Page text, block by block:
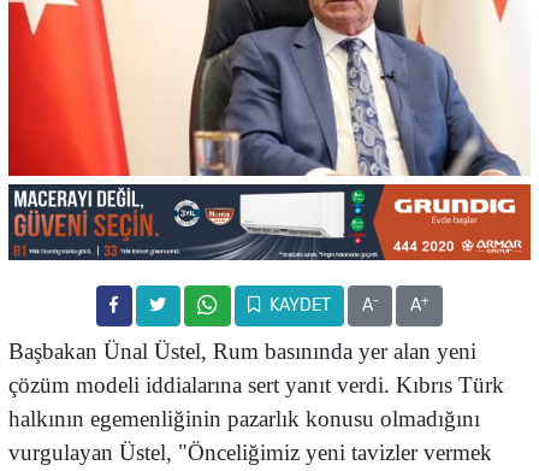
KAYDET A- A+
Başbakan Ünal Üstel, Rum basınında yer alan yeni
çözüm modeli iddialarına sert yanıt verdi. Kıbrıs Türk
halkının egemenliğinin pazarlık konusu olmadığını
vurgulayan Üstel, "Önceliğimiz yeni tavizler vermek